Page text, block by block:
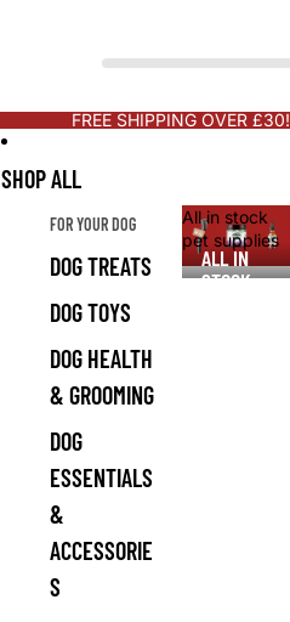
FREE SHIPPING OVER £30!
SHOP ALL
FOR YOUR DOG
DOG TREATS
DOG TOYS
DOG HEALTH
& GROOMING
DOG
ESSENTIALS
&
ACCESSORIE
S
All in stock
pet supplies
ALL IN
STOCK